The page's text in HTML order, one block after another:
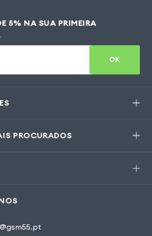
5% NA SUA PRIMEIRA
OK
PROCURADOS